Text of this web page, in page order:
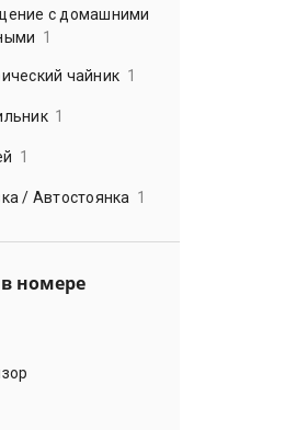
с домашними
1
чайник 1
1
1
/ Автостоянка 1
номере